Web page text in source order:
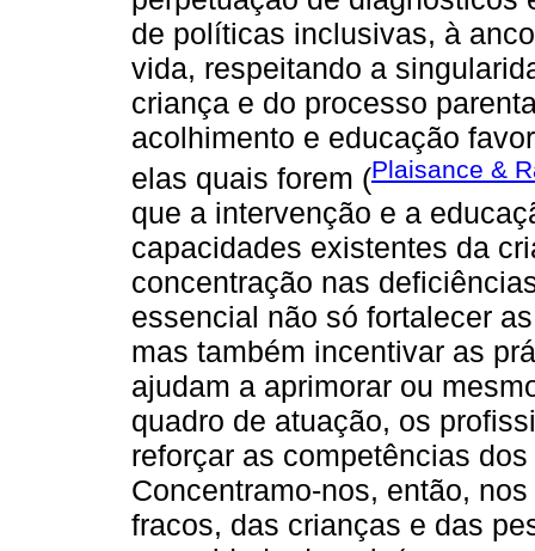
de políticas inclusivas, à
vida, respeitando a
criança e do processo
acolhimento e educação
elas quais forem (Plaisance &
que a intervenção e a
capacidades existentes da
concentração nas
essencial não só fortalecer
mas também incentivar as
ajudam a aprimorar ou
quadro de atuação, os
reforçar as competências
Concentramo-nos, então,
fracos, das crianças e das